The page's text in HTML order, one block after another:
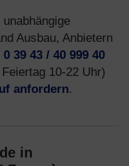
Ausbau, Anbietern
0 39 43 / 40 999 40
10-22 Uhr)
anfordern.
in